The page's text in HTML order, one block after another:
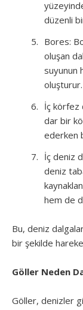
düzenli
Bores:
oluşan
suyunun
oluşturur.
İç körfez
dar bir
ederken
İç deniz
deniz
hem de
Bu, deniz
bir şekilde
Göller Neden
Göller, denizler